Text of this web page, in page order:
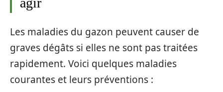
Les maladies du gazon peuvent causer de
graves dégâts si elles ne sont pas traitées
rapidement. Voici quelques maladies
courantes et leurs préventions :